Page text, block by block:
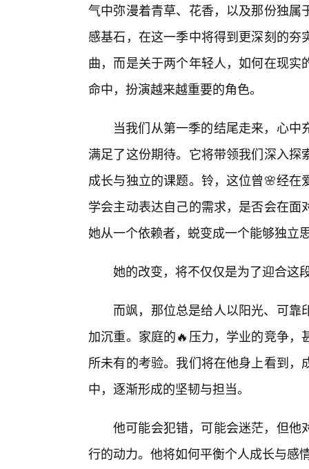
气中弥漫着青草、花香，以及那份独
感基石，在这一季中将得到更深刻的
曲，而是关于两个年轻人，如何在现
命中，扮演越来越重要的角色。
当我们从第一季的结尾走来，心
满足了这份期待。它将带领我们深入
成长与独立的课题。铃，这位曾🌸经
学会主动表达自己的需求，是否会在
她从一个依赖者，蜕变成一个能够独立
她的改变，将不仅仅是为了迎合这
而飒，那位总是给人以阳光、可
加沉重。家庭的🔥压力，学业的竞争
所未有的考验。我们将在他身上看到
中，逐渐形成的坚韧与担当。
他可能会犯错，可能会迷茫，但他
行的动力。他将如何平衡个人成长与感